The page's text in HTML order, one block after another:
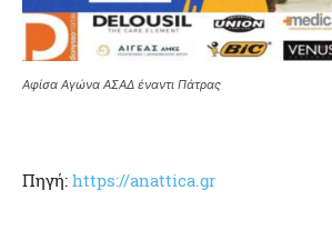
Αφίσα Αγώνα ΑΣΑΔ έναντι Πάτρας
Πηγή: https://anattica.gr